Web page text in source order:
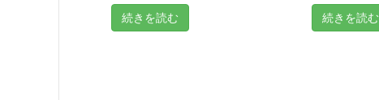
続きを読む 続きを読む